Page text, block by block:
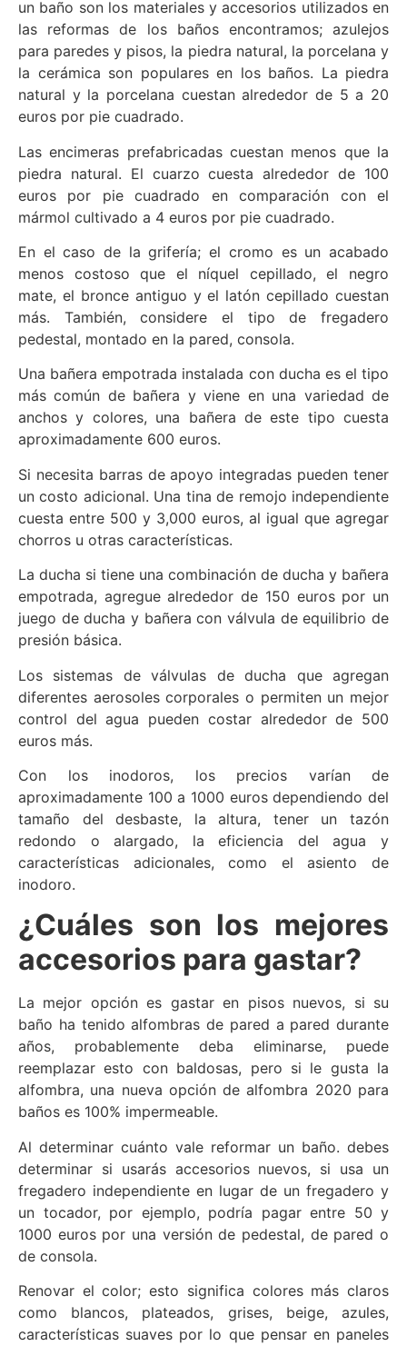
un baño son los materiales y accesorios utilizados en
las reformas de los baños encontramos; azulejos
para paredes y pisos, la piedra natural, la porcelana y
la cerámica son populares en los baños. La piedra
natural y la porcelana cuestan alrededor de 5 a 20
euros por pie cuadrado.
Las encimeras prefabricadas cuestan menos que la
piedra natural. El cuarzo cuesta alrededor de 100
euros por pie cuadrado en comparación con el
mármol cultivado a 4 euros por pie cuadrado.
En el caso de la grifería; el cromo es un acabado
menos costoso que el níquel cepillado, el negro
mate, el bronce antiguo y el latón cepillado cuestan
más. También, considere el tipo de fregadero
pedestal, montado en la pared, consola.
Una bañera empotrada instalada con ducha es el tipo
más común de bañera y viene en una variedad de
anchos y colores, una bañera de este tipo cuesta
aproximadamente 600 euros.
Si necesita barras de apoyo integradas pueden tener
un costo adicional. Una tina de remojo independiente
cuesta entre 500 y 3,000 euros, al igual que agregar
chorros u otras características.
La ducha si tiene una combinación de ducha y bañera
empotrada, agregue alrededor de 150 euros por un
juego de ducha y bañera con válvula de equilibrio de
presión básica.
Los sistemas de válvulas de ducha que agregan
diferentes aerosoles corporales o permiten un mejor
control del agua pueden costar alrededor de 500
euros más.
Con los inodoros, los precios varían de
aproximadamente 100 a 1000 euros dependiendo del
tamaño del desbaste, la altura, tener un tazón
redondo o alargado, la eficiencia del agua y
características adicionales, como el asiento de
inodoro.
¿Cuáles son los mejores
accesorios para gastar?
La mejor opción es gastar en pisos nuevos, si su
baño ha tenido alfombras de pared a pared durante
años, probablemente deba eliminarse, puede
reemplazar esto con baldosas, pero si le gusta la
alfombra, una nueva opción de alfombra 2020 para
baños es 100% impermeable.
Al determinar cuánto vale reformar un baño. debes
determinar si usarás accesorios nuevos, si usa un
fregadero independiente en lugar de un fregadero y
un tocador, por ejemplo, podría pagar entre 50 y
1000 euros por una versión de pedestal, de pared o
de consola.
Renovar el color; esto significa colores más claros
como blancos, plateados, grises, beige, azules,
características suaves por lo que pensar en paneles